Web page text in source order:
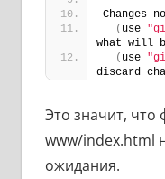
Changes
( use
what will
( use
discard
Это значит, что
www/index.html
ожидания.